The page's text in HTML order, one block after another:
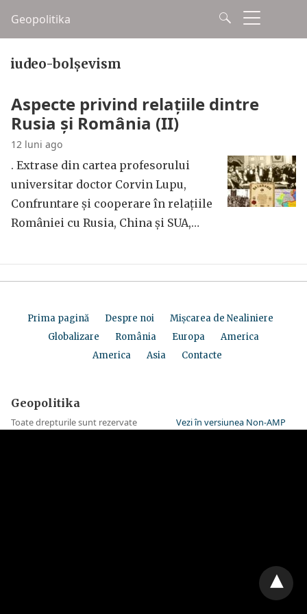
Geopolitika
iudeo-bolșevism
Aspecte privind relațiile dintre
Rusia și România (II)
12 luni ago
. Extrase din cartea profesorului
universitar doctor Corvin Lupu,
Confruntare și cooperare în relațiile
României cu Rusia, China și SUA,…
Prima pagină Despre noi
Mișcarea de Nealiniere
Globalizare
România Europa
America
America
Asia Contacte
Geopolitika
Toate drepturile sunt rezervate Vezi în versiunea Non-AMP